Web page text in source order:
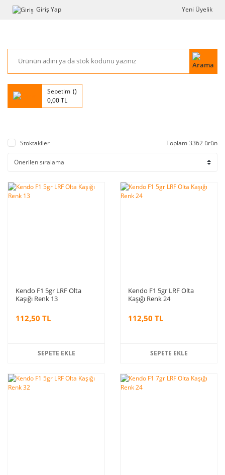
Giriş Yap Yeni Üyelik
Sepetim
0,00 TL
Stoktakiler Toplam 3362 ürün
Kendo F1 5gr LRF Olta
Kaşığı Renk 13
112,50 TL
SEPETE EKLE
Kendo F1 5gr LRF Olta
Kaşığı Renk 24
112,50 TL
SEPETE EKLE